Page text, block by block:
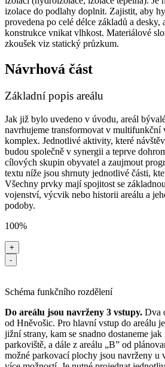
izolace do podlahy doplnit. Zajistit, aby
provedena po celé délce základů a
konstrukce vnikat vlhkost. Materiálové
zkoušek viz statický průzkum.
Návrhová část
Základní popis areálu
Jak již bylo uvedeno v úvodu, areál
navrhujeme transformovat v multifunkční
komplex. Jednotlivé aktivity, které
budou společně v synergii a teprve
cílových skupin obyvatel a zaujmout
textu níže jsou shrnuty jednotlivé části,
Všechny prvky mají spojitost se
vojenství, výcvik nebo historii areálu a
podoby.
100%
+
-
Schéma funkčního rozdělení
Do areálu jsou navrženy 3 vstupy. Dva
od Hněvošic. Pro hlavní vstup do areálu
jižní strany, kam se snadno dostaneme
parkoviště, a dále z areálu „B” od
možné parkovací plochy jsou navrženy u